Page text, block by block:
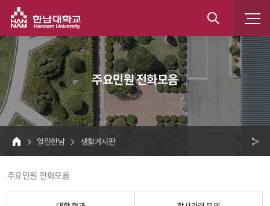
통
주요민원 전화모음
HOME
열린한남 생활게시판
유
주요민원 전화모음